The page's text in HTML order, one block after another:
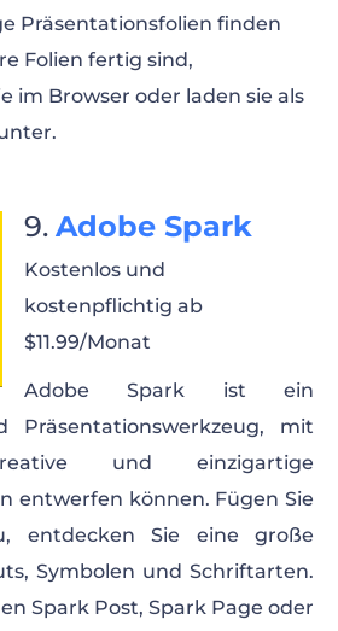
Präsentationsfolien finden
Folien fertig sind,
im Browser oder laden sie als
Adobe Spark
Kostenlos und
kostenpflichtig ab
$11.99/Monat
Adobe Spark ist ein
Präsentationswerkzeug, mit
und einzigartige
entwerfen können. Fügen Sie
entdecken Sie eine große
Symbolen und Schriftarten.
Spark Post, Spark Page oder